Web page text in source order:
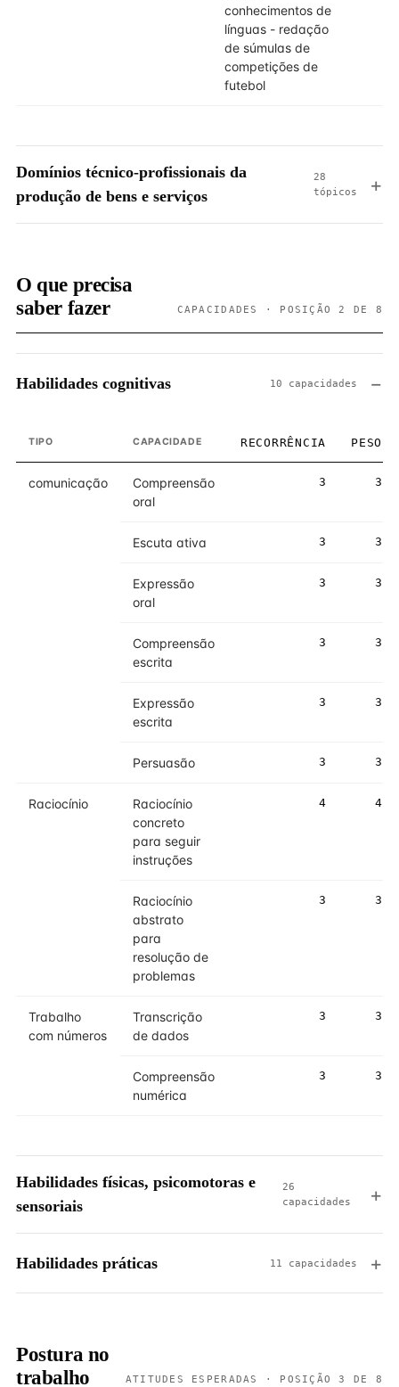
conhecimentos de
línguas - redação
de súmulas de
competições de
futebol
Domínios técnico-profissionais da
produção de bens e serviços
28
tópicos
O que precisa
saber fazer
CAPACIDADES · POSIÇÃO 2 DE 8
Habilidades cognitivas 10 capacidades
TIPO CAPACIDADE RECORRÊNCIA PESO
comunicação
Compreensão
oral
3 3
Escuta ativa 3 3
Expressão
oral
3 3
Compreensão
escrita
3 3
Expressão
escrita
3 3
Persuasão 3 3
Raciocínio
Raciocínio
concreto
para seguir
instruções
4 4
Raciocínio
abstrato
para
resolução de
problemas
3 3
Trabalho
com números
Transcrição
de dados
3 3
Compreensão
numérica
3 3
Habilidades físicas, psicomotoras e
sensoriais
26
capacidades
Habilidades práticas 11 capacidades
Postura no
trabalho
ATITUDES ESPERADAS · POSIÇÃO 3 DE 8